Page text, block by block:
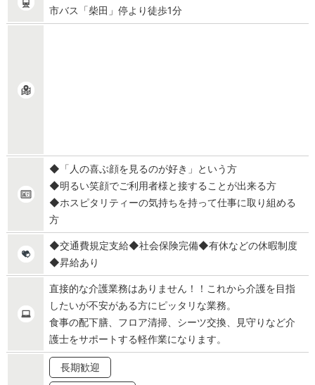
市バス「柴田」停より徒歩1分
◆「人の喜ぶ顔を見るのが好き」という方
◆明るい笑顔でご利用者様と接することが出来る方
◆ホスピタリティーの気持ちを持って仕事に取り組める
方
◆交通費規定支給◆社会保険完備◆有休などの休暇制度
◆昇給あり
直接的な介護業務はありません！！これから介護を目指
したいが不安がある方にピッタリな業務。
食事の配下膳、フロア清掃、シーツ交換、見守りなど介
護士をサポートする軽作業になります。
長期歓迎